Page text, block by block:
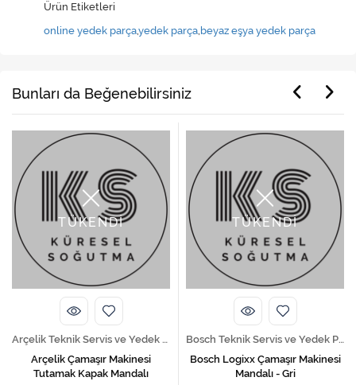
Ürün Etiketleri
online yedek parça,yedek parça, beyaz eşya yedek parça
Bunları da Beğenebilirsiniz
TÜKENDİ
Arçelik Teknik Servis ve Yedek Parça Hizmetleri
Arçelik Çamaşır Makinesi
Tutamak Kapak Mandalı
TÜKENDİ
Bosch Teknik Servis ve Yedek Parça Hizmetleri
Bosch Logixx Çamaşır Makinesi
Mandalı - Gri